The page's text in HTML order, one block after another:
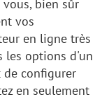
bien sûr
vos
en ligne très
les options d'un
configurer
en seulement